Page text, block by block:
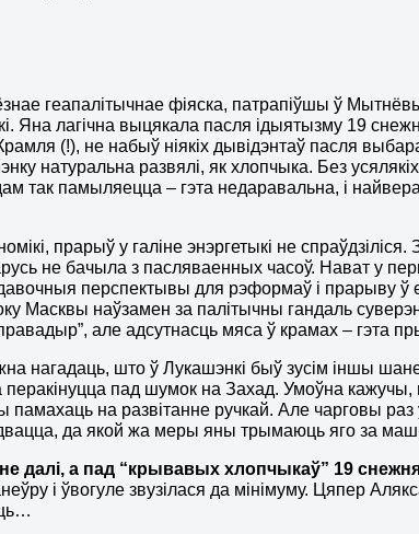
геапалітычнае фіяска, патрапіўшы ў
Яна лагічна выцякала пасля ідыятызму 19
(!), не набыў ніякіх дывідэнтаў пасля
натуральна развялі, як хлопчыка. Без
так памыляецца – гэта недаравальна, і
прарыў у галіне энэргетыкі не спраўдзіліся.
не бачыла з пасляваенных часоў. Нават у
перспектывы для рэформаў і прарыву ў
Масквы наўзамен за палітычны гандаль
але адсутнасць мяса ў крамах – гэта
нагадаць, што ў Лукашэнкі быў зусім іншы
пад шумок на Захад. Умоўна
памахаць на развітанне ручкай. Але чарговы
да якой жа меры яны трымаюць яго за
далі, а пад “крывавых хлопчыкаў” 19
і ўвогуле звузілася да мінімуму. Цяпер